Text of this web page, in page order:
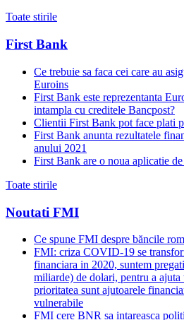
Toate stirile
First Bank
Ce trebuie sa faca cei care au
Euroins
First Bank este reprezentanta
intampla cu creditele Bancpost?
Clientii First Bank pot face plati
First Bank anunta rezultatele
anului 2021
First Bank are o noua aplicatie
Toate stirile
Noutati FMI
Ce spune FMI despre băncile
FMI: criza COVID-19 se
financiara in 2020, suntem
miliarde) de dolari, pentru a
prioritatea sunt ajutoarele
vulnerabile
FMI cere BNR sa intareasca